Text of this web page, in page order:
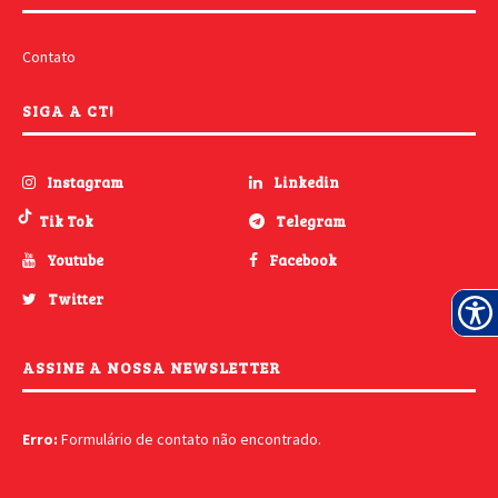
Contato
SIGA A CT!
Instagram
Linkedin
Tik Tok
Telegram
Youtube
Facebook
Twitter
ASSINE A NOSSA NEWSLETTER
Erro: Formulário de contato não encontrado.